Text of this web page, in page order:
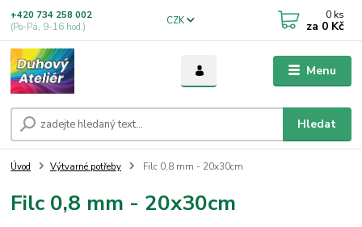
Menu
CZK
Hledat
+420 734 258 002
(Po-Pá, 9-16 hod.)
0 ks
za 0 Kč
Úvod Výtvarné potřeby Filc 0,8 mm - 20x30cm
Filc 0,8 mm - 20x30cm